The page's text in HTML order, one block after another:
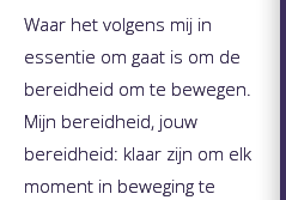
Waar het volgens mij in
essentie om gaat is om de
bereidheid om te bewegen.
Mijn bereidheid, jouw
bereidheid: klaar zijn om elk
moment in beweging te